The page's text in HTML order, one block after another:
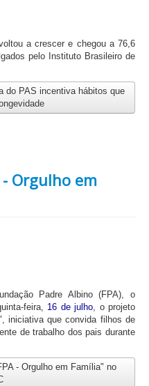
a crescer e chegou a 76,6
pelo Instituto Brasileiro de
do PAS incentiva hábitos que
Orgulho em
Padre Albino (FPA), o
feira, 16 de julho, o projeto
iniciativa que convida filhos de
de trabalho dos pais durante
- Orgulho em Família" no